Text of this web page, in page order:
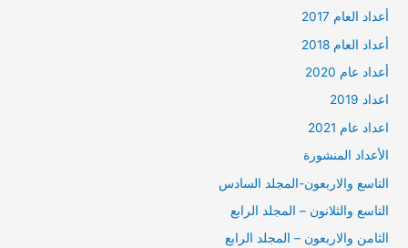
أعداد العام 2017
أعداد العام 2018
أعداد عام 2020
اعداد 2019
اعداد عام 2021
الأعداد المنشورة
التاسع والاربعون-المجلد السادس
التاسع والثلانون – المجلد الرابع
الثامن والاربعون – المجلد الرابع